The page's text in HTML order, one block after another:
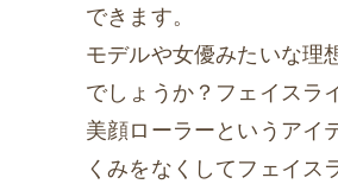
できます。
モデルや女優みたいな理
でしょうか？フェイスラ
美顔ローラーというアイ
くみをなくしてフェイス